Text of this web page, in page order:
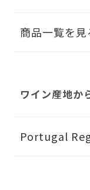
商品一覧を見
ワイン産地か
Portugal